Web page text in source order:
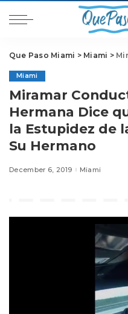
Que Paso Miami > Miami > Miramar
Miami
Miramar
Hermana Dice
la Estupidez de
Su Hermano
December 6, 2019 Miami